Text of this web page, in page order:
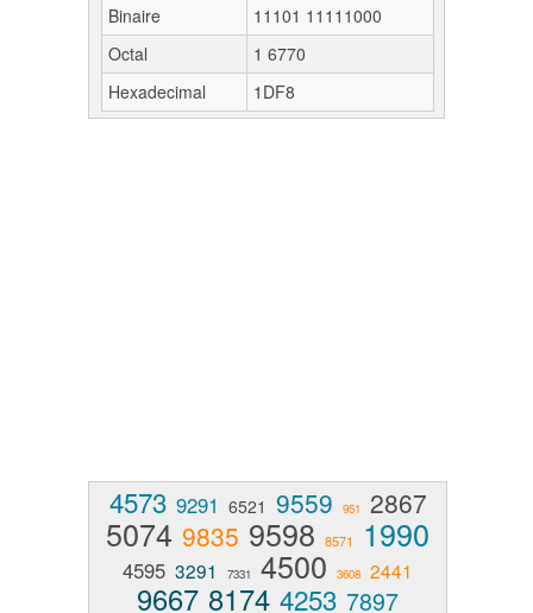
Binaire
11101 11111000
Octal
1 6770
Hexadecimal
1DF8
4573 9291 6521 9559 951 2867
5074 9835 9598 8571 1990
4595 3291 7331 4500 3608 2441
9667 8174 4253 7897